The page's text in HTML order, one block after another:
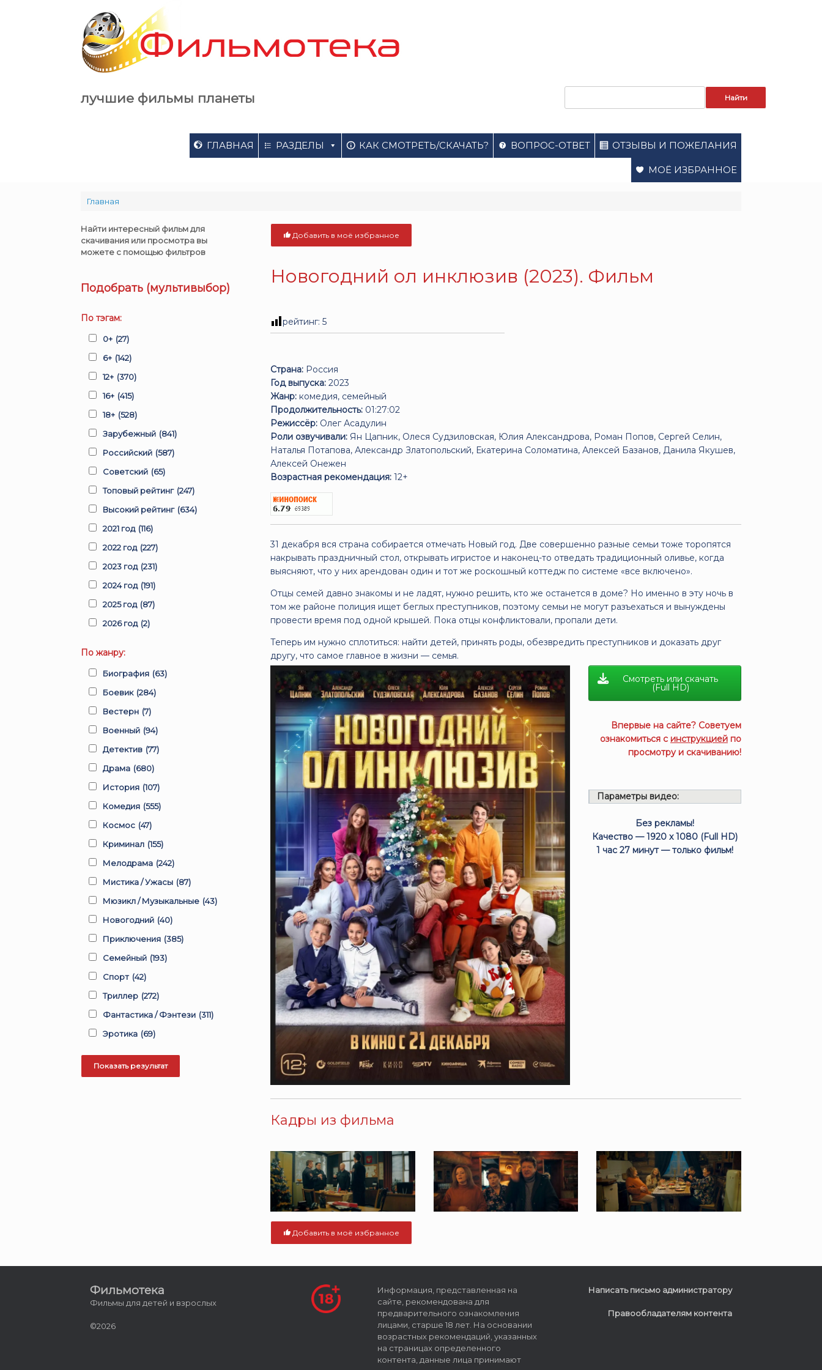
лучшие фильмы планеты
ГЛАВНАЯ РАЗДЕЛЫ КАК СМОТРЕТЬ/СКАЧАТЬ? ВОПРОС-ОТВЕТ ОТЗЫВЫ И ПОЖЕЛАНИЯ
МОЁ ИЗБРАННОЕ
Главная
Добавить в моё избранное
Новогодний ол инклюзив (2023). Фильм
рейтинг:5
Страна: Россия
Год выпуска: 2023
Жанр: комедия, семейный
Продолжительность: 01:27:02
Режиссёр: Олег Асадулин
Роли озвучивали: Ян Цапник, Олеся Судзиловская, Юлия Александрова, Роман Попов, Сергей Селин,
Наталья Потапова, Александр Златопольский, Екатерина Соломатина, Алексей Базанов, Данила Якушев,
Алексей Онежен
Возрастная рекомендация:12+
31 декабря вся страна собирается отмечать Новый год. Две совершенно разные семьи тоже торопятся
накрывать праздничный стол, открывать игристое и наконец-то отведать традиционный оливье, когда
выясняют, что у них арендован один и тот же роскошный коттедж по системе «все включено».
Отцы семей давно знакомы и не ладят, нужно решить, кто же останется в доме? Но именно в эту ночь в
том же районе полиция ищет беглых преступников, поэтому семьи не могут разъехаться и вынуждены
провести время под одной крышей. Пока отцы конфликтовали, пропали дети.
Теперь им нужно сплотиться: найти детей, принять роды, обезвредить преступников и доказать друг
другу, что самое главное в жизни — семья.
Смотреть или скачать
(Full HD)
Впервые на сайте? Советуем
ознакомиться с инструкцией по
просмотру и скачиванию!
Параметры видео:
Без рекламы!
Качество — 1920 x 1080 (Full HD)
1 час 27 минут — только фильм!
Кадры из фильма
Добавить в моё избранное
Найти интересный фильм для
скачивания или просмотра вы
можете с помощью фильтров
Подобрать (мультивыбор)
По тэгам:
0+ (27)
6+ (142)
12+ (370)
16+ (415)
18+ (528)
Зарубежный (841)
Российский (587)
Советский (65)
Топовый рейтинг (247)
Высокий рейтинг (634)
2021 год (116)
2022 год (227)
2023 год (231)
2024 год (191)
2025 год (87)
2026 год (2)
По жанру:
Биография (63)
Боевик (284)
Вестерн (7)
Военный (94)
Детектив (77)
Драма (680)
История (107)
Комедия (555)
Космос (47)
Криминал (155)
Мелодрама (242)
Мистика / Ужасы (87)
Мюзикл / Музыкальные (43)
Новогодний (40)
Приключения (385)
Семейный (193)
Спорт (42)
Триллер (272)
Фантастика / Фэнтези (311)
Эротика (69)
Фильмотека
Фильмы для детей и взрослых
©2026
Информация, представленная на
сайте, рекомендована для
предварительного ознакомления
лицами, старше 18 лет. На основании
возрастных рекомендаций, указанных
на страницах определенного
контента, данные лица принимают
Написать письмо администратору
Правообладателям контента